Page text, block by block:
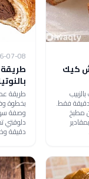
كيك
خطوة بخطوة وفي 65 دقيقة فقط.
مطبخ
بمقادير
07-08
طريقة
وصفة
دقيقة